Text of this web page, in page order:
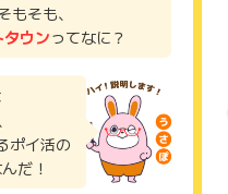
サイトから送られる購入完
合わせされる際に、該当の
ます。
応いたしかねますので、
ませ。
もそも、
ウンってなに？
ポイ活の
だ！